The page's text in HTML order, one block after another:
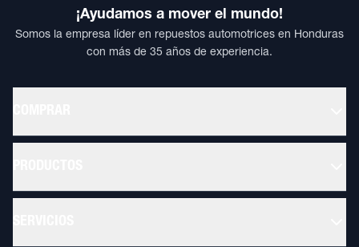
¡Ayudamos a mover el mundo!
Somos la empresa líder en repuestos automotrices en Honduras
con más de 35 años de experiencia.